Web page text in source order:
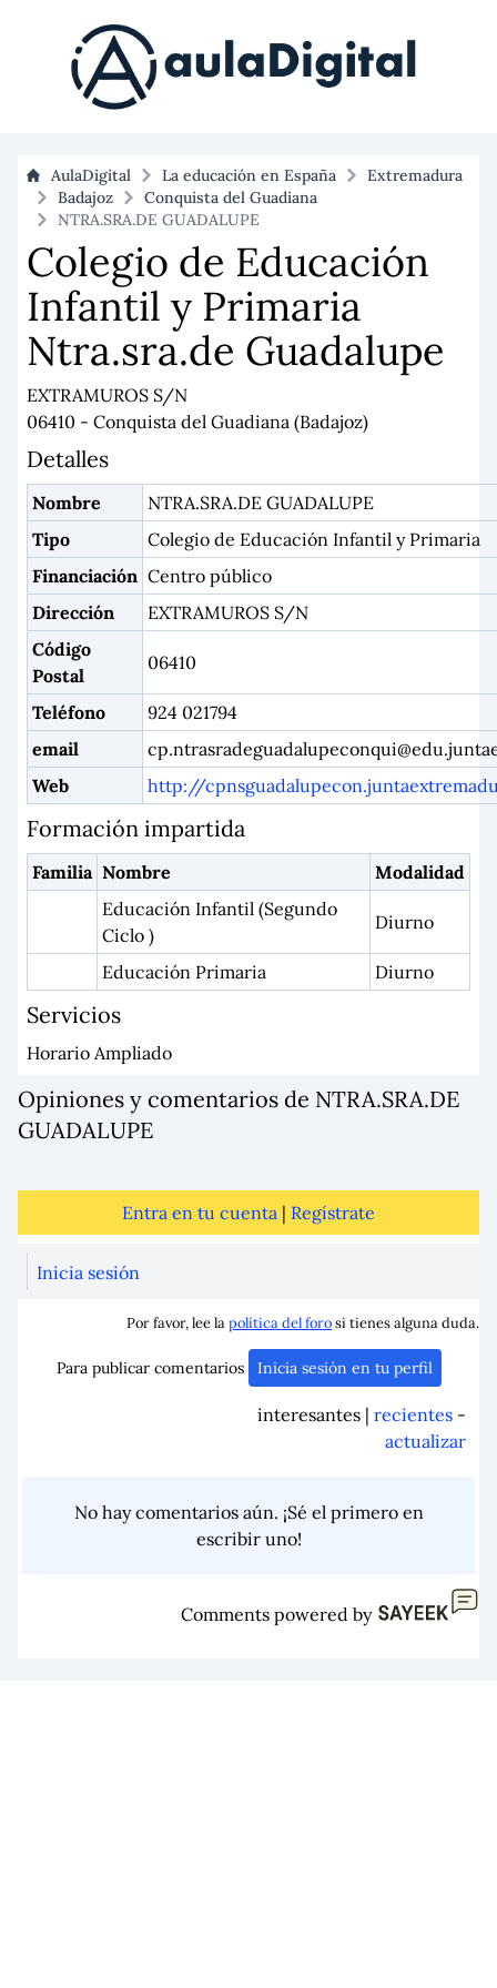
AulaDigital La educación en España
Extremadura
Badajoz
Conquista del Guadiana
NTRA.SRA.DE GUADALUPE
Colegio de Educación
Infantil y Primaria
Ntra.sra.de Guadalupe
EXTRAMUROS S/N
06410 - Conquista del Guadiana (Badajoz)
Detalles
Nombre
NTRA.SRA.DE GUADALUPE
Tipo
Colegio de Educación Infantil y Primaria
Financiación Centro público
Dirección
EXTRAMUROS S/N
Código
Postal
06410
Teléfono
924 021794
email
Web
http://
Formación impartida
Familia Nombre
Modalidad
Educación Infantil (Segundo
Ciclo )
Diurno
Educación Primaria Diurno
Servicios
Horario Ampliado
Opiniones y comentarios de NTRA.SRA.DE
GUADALUPE
Entra en tu cuenta | Regístrate
Inicia sesión
Por favor, lee lapolítica del forosi tienes alguna duda.
Para publicar comentarios Inicia sesión en tu perfil
interesantes | recientes -
actualizar
No hay comentarios aún. ¡Sé el primero en
escribir uno!
Comments powered by